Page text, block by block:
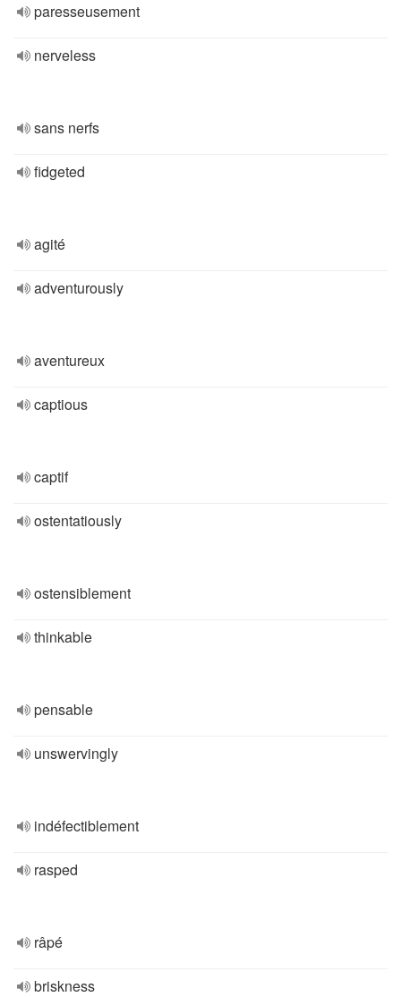
paresseusement
nerveless
sans nerfs
fidgeted
agité
adventurously
aventureux
captious
captif
ostentatiously
ostensiblement
thinkable
pensable
unswervingly
indéfectiblement
rasped
râpé
briskness